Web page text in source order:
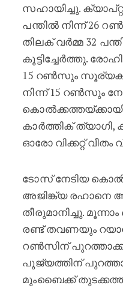
സഹായിച്ചു.
പന്തിൽ നിന്ന് 26
തിലക് വർമ്മ 32
കൂട്ടിച്ചേർത്തു.
15 റൺസും
നിന്ന് 15 റൺസും
കാർത്തിക്
ഓരോ വിക്കറ്റ് വീതം
ടോസ് നേടിയ
അജിങ്ക്യ രഹാനെ
തീരുമാനിച്ചു.
രണ്ട് തവണയും
റൺസിന്
പൂജ്യത്തിന്
മുംബൈക്ക്